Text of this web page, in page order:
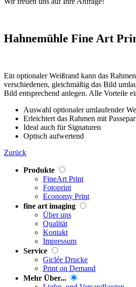
Hahnemühle Fine Art
Ein optionaler Weißrand kann das
verschiedenen, gleichmäßig das Bild
Bild entsprechend anlegen. Alle Vorteile
Auswahl optionaler umlaufender
Erleichtert das Rahmen mit
Ideal auch für Signaturen
Optisch aufwertend
Zurück
Produkte
FineArt Print
Fotoprint
Economy Print
fine art imaging
Über uns
Qualität
Kontakt
Impressum
Service
Giclée Drucke
Print on Demand
Mehr Über...